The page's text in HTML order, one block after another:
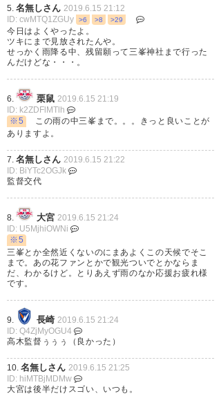
牙城を崩せませんでしたが、総
攻撃の末、三門が土壇場で決め
てくれました！ 苦しみながらも
連勝。 もっと伸ばしていきたい
ですね！…
https://t.co/vrwTfPKjP0
— プアソン (ys16891110tm)
2019, 6月 15
何より今日は、肌寒い雨天候に
も関わらず、いつもより応援の
声が図太くカッコよかった！！
今日参戦された大宮男子の皆さ
ん、ぜひDAZNで聴いてみて欲
しい！！やっぱり大宮の漢（性
別問わず現地にいた方みんな）
皆さんで勝ち取った勝利、めち
5. 名無しさん 2019.6.15 21:12
ID: cwMTQ1ZGUy
>6 >8 >29
今日はよくやったよ。
ツキにまで見放されたんや。
せっかく雨降る中、残留願って三峯神社まで行った
んだけどな・・・。
6. 栗鼠 2019.6.15 21:19
ID: k2ZDFlMTlh
※5
この雨の中三峯まで。。。きっと良いことが
ありますよ。
7. 名無しさん 2019.6.15 21:22
ID: BiYTc2OGJk
監督交代
8. 大宮 2019.6.15 21:24
ID: U5MjhiOWNi
※5
三峯とか全然近くないのにまあよくこの天候でそこ
まで。あの花ファンとかで観光ついでとかならま
だ、わかるけど。とりあえず雨のなか応援お疲れ様
です。
9. 長崎 2019.6.15 21:24
ID: Q4ZjMyOGU4
高木監督ぅぅぅ（良かった）
10. 名無しさん 2019.6.15 21:25
ID: hiMTBjMDMw
大宮は後半だけスゴい、いつも。